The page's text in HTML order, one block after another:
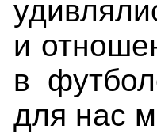
и
в
для нас